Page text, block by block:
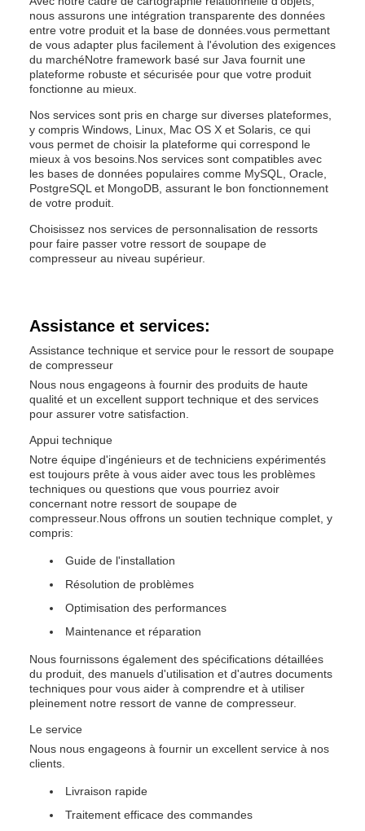
nous assurons une intégration transparente des données
entre votre produit et la base de données.vous permettant
de vous adapter plus facilement à l'évolution des exigences
du marchéNotre framework basé sur Java fournit une
plateforme robuste et sécurisée pour que votre produit
fonctionne au mieux.
Nos services sont pris en charge sur diverses plateformes,
y compris Windows, Linux, Mac OS X et Solaris, ce qui
vous permet de choisir la plateforme qui correspond le
mieux à vos besoins.Nos services sont compatibles avec
les bases de données populaires comme MySQL, Oracle,
PostgreSQL et MongoDB, assurant le bon fonctionnement
de votre produit.
Choisissez nos services de personnalisation de ressorts
pour faire passer votre ressort de soupape de
compresseur au niveau supérieur.
Assistance et services:
Assistance technique et service pour le ressort de soupape
de compresseur
Nous nous engageons à fournir des produits de haute
qualité et un excellent support technique et des services
pour assurer votre satisfaction.
Appui technique
Notre équipe d'ingénieurs et de techniciens expérimentés
est toujours prête à vous aider avec tous les problèmes
techniques ou questions que vous pourriez avoir
concernant notre ressort de soupape de
compresseur.Nous offrons un soutien technique complet, y
compris:
Guide de l'installation
Résolution de problèmes
Optimisation des performances
Maintenance et réparation
Nous fournissons également des spécifications détaillées
du produit, des manuels d'utilisation et d'autres documents
techniques pour vous aider à comprendre et à utiliser
pleinement notre ressort de vanne de compresseur.
Le service
Nous nous engageons à fournir un excellent service à nos
clients.
Livraison rapide
Traitement efficace des commandes